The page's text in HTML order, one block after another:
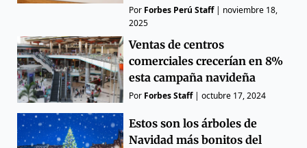
Por Forbes Perú Staff| noviembre 18,
2025
Ventas de centros
comerciales crecerían en 8%
esta campaña navideña
Por Forbes Staff|octubre 17, 2024
Estos son los árboles de
Navidad más bonitos del